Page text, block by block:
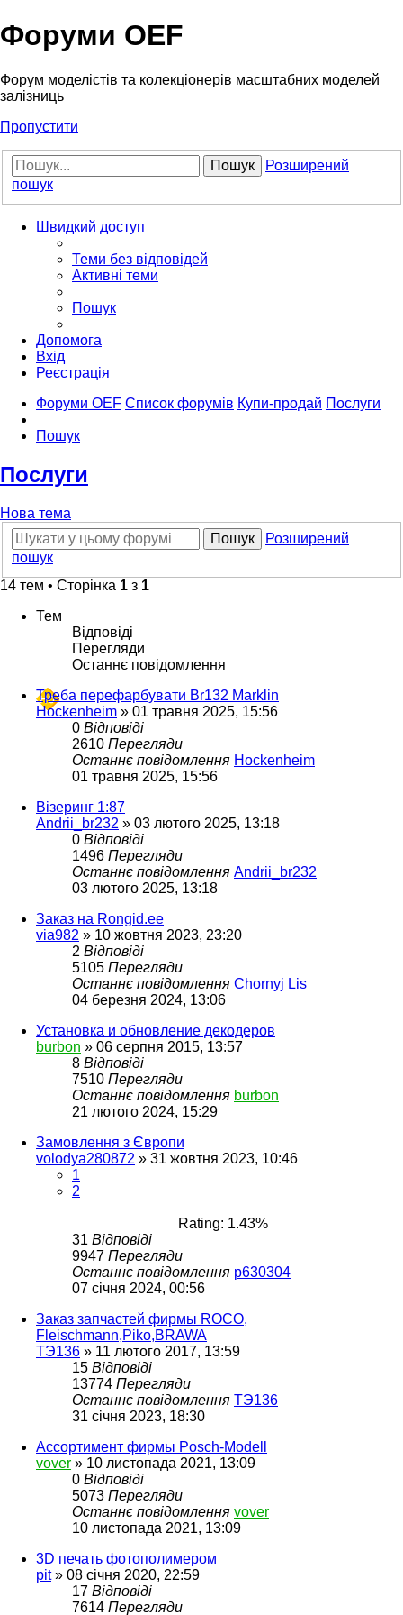
Форуми OEF
Форум моделістів та колекціонерів масштабних моделей
залізниць
Пропустити
Пошук
Розширений
пошук
Швидкий доступ
Теми без відповідей
Активні теми
Пошук
Допомога
Вхід
Реєстрація
Форуми OEF Список форумів Купи-продай Послуги
Пошук
Послуги
Нова тема
Пошук
Розширений
пошук
14 тем • Сторінка 1 з 1
Тем
Відповіді
Перегляди
Останнє повідомлення
Треба перефарбувати Br132 Marklin
Hockenheim » 01 травня 2025, 15:56
0 Відповіді
2610 Перегляди
Останнє повідомлення Hockenheim
01 травня 2025, 15:56
Візеринг 1:87
Andrii_br232 » 03 лютого 2025, 13:18
0 Відповіді
1496 Перегляди
Останнє повідомлення Andrii_br232
03 лютого 2025, 13:18
Заказ на Rongid.ee
via982 » 10 жовтня 2023, 23:20
2 Відповіді
5105 Перегляди
Останнє повідомлення Chornyj Lis
04 березня 2024, 13:06
Установка и обновление декодеров
burbon » 06 серпня 2015, 13:57
8 Відповіді
7510 Перегляди
Останнє повідомлення burbon
21 лютого 2024, 15:29
Замовлення з Європи
volodya280872 » 31 жовтня 2023, 10:46
1
2
Rating: 1.43%
31 Відповіді
9947 Перегляди
Останнє повідомлення p630304
07 січня 2024, 00:56
Заказ запчастей фирмы ROCO,
Fleischmann,Piko,BRAWA
ТЭ136 » 11 лютого 2017, 13:59
15 Відповіді
13774 Перегляди
Останнє повідомлення ТЭ136
31 січня 2023, 18:30
Ассортимент фирмы Posch-Modell
vover » 10 листопада 2021, 13:09
0 Відповіді
5073 Перегляди
Останнє повідомлення vover
10 листопада 2021, 13:09
3D печать фотополимером
pit» 08 січня 2020, 22:59
17 Відповіді
7614 Перегляди